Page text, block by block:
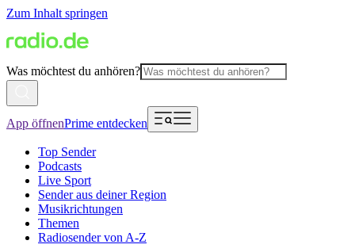
Zum Inhalt springen
Was möchtest du anhören?
App öffnenPrime entdecken
Top Sender
Podcasts
Live Sport
Sender aus deiner Region
Musikrichtungen
Themen
Radiosender von A-Z